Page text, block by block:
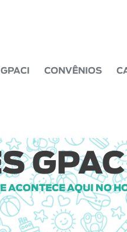
CONVÊNIOS
ACONTECE AQUI NO